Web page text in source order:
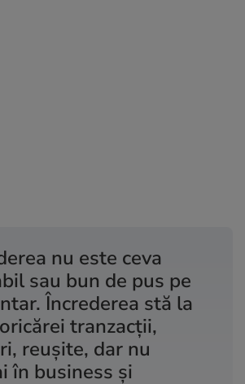
nu este ceva
sau bun de pus pe
Încrederea stă la
tranzacții,
reușite, dar nu
în business și